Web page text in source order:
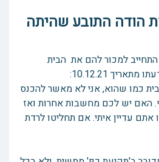
הודה התובע שהיתה
למכור להם את הבית
10.12.21:
כמו שהוא, אני לא מאשר להכנס
האם יש לכם מחשבות אחרות ואז
עדיין איתי. אם תחליטו לרדת